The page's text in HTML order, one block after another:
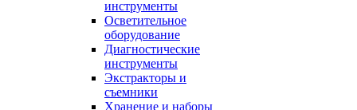
инструменты
Осветительное
оборудование
Диагностические
инструменты
Экстракторы и
съемники
Хранение и наборы